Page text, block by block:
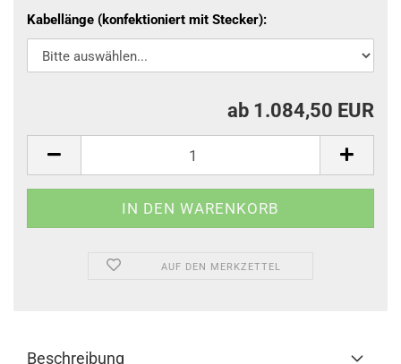
Kabellänge (konfektioniert mit Stecker):
ab 1.084,50 EUR
AUF DEN MERKZETTEL
Beschreibung